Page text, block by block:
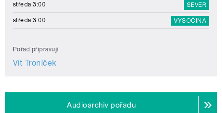
středa 3:00 SEVER
středa 3:00 VYSOČINA
Pořad připravují
Vít Troníček
Audioarchiv pořadu